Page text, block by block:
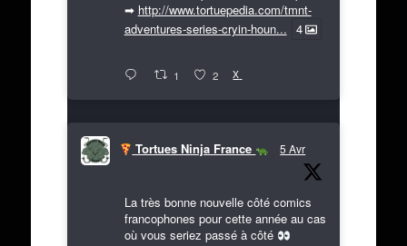
➡ http://www.tortuepedia.com/tmnt-
adventures-series-cryin-houn... 4
1 2 X
Tortues Ninja France 5 Avr
La très bonne nouvelle côté comics
francophones pour cette année au cas
où vous seriez passé à côté